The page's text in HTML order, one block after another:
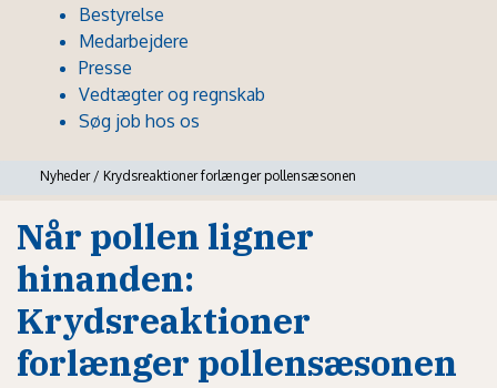
Bestyrelse
Medarbejdere
Presse
Vedtægter og regnskab
Søg job hos os
Nyheder / Krydsreaktioner forlænger pollensæsonen
Når pollen ligner
hinanden:
Krydsreaktioner
forlænger pollensæsonen